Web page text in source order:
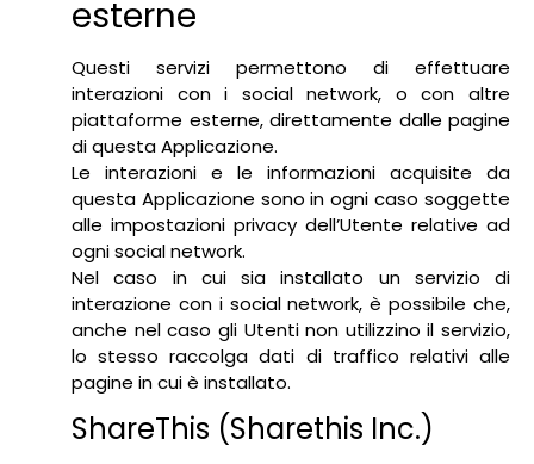
esterne
Questi servizi permettono di effettuare
interazioni con i social network, o con altre
piattaforme esterne, direttamente dalle pagine
di questa Applicazione.
Le interazioni e le informazioni acquisite da
questa Applicazione sono in ogni caso soggette
alle impostazioni privacy dell’Utente relative ad
ogni social network.
Nel caso in cui sia installato un servizio di
interazione con i social network, è possibile che,
anche nel caso gli Utenti non utilizzino il servizio,
lo stesso raccolga dati di traffico relativi alle
pagine in cui è installato.
ShareThis (Sharethis Inc.)